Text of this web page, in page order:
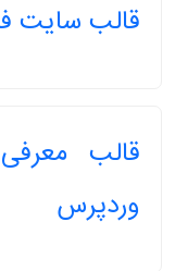
قالب سایت
قالب
وردپرس